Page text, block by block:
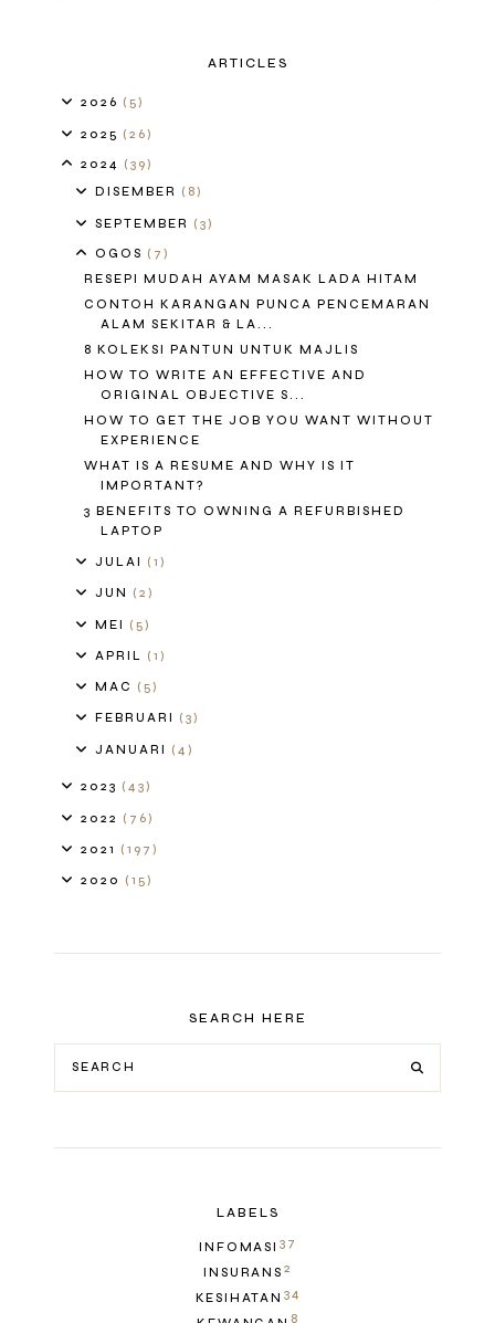
ARTICLES
2026 (5)
2025 (26)
2024 (39)
DISEMBER (8)
SEPTEMBER (3)
OGOS (7)
RESEPI MUDAH AYAM MASAK LADA HITAM
CONTOH KARANGAN PUNCA PENCEMARAN
ALAM SEKITAR & LA...
8 KOLEKSI PANTUN UNTUK MAJLIS
HOW TO WRITE AN EFFECTIVE AND
ORIGINAL OBJECTIVE S...
HOW TO GET THE JOB YOU WANT WITHOUT
EXPERIENCE
WHAT IS A RESUME AND WHY IS IT
IMPORTANT?
3 BENEFITS TO OWNING A REFURBISHED
LAPTOP
JULAI (1)
JUN (2)
MEI (5)
APRIL (1)
MAC (5)
FEBRUARI (3)
JANUARI (4)
2023 (43)
2022 (76)
2021 (197)
2020 (15)
SEARCH HERE
LABELS
INFOMASI 37
INSURANS 2
KESIHATAN 34
8